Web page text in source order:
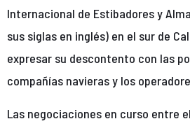
Internacional de Estibadores y
sus siglas en inglés) en el sur de
expresar su descontento con las
compañías navieras y los
Las negociaciones en curso entre